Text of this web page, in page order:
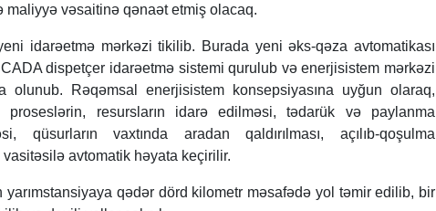
vəsaitinə qənaət etmiş olacaq.
idarəetmə mərkəzi tikilib. Burada yeni əks-qəza avtomatikası
dispetçer idarəetmə sistemi qurulub və enerjisistem mərkəzi
olunub. Rəqəmsal enerjisistem konsepsiyasına uyğun olaraq,
proseslərin, resursların idarə edilməsi, tədarük və paylanma
qüsurların vaxtında aradan qaldırılması, açılıb-qoşulma
vasitəsilə avtomatik həyata keçirilir.
yarımstansiyaya qədər dörd kilometr məsafədə yol təmir edilib, bir